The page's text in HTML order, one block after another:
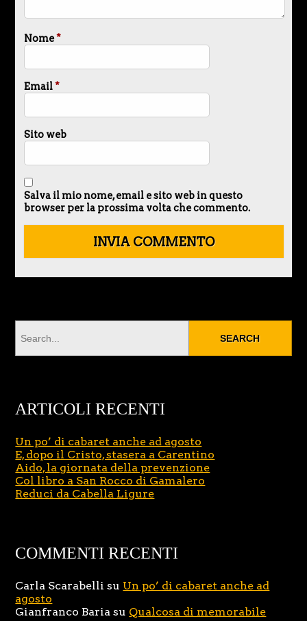
Nome*
Email*
Sito web
Salva il mio nome, email e sito web in questo
browser per la prossima volta che commento.
ARTICOLI RECENTI
Un po’ di cabaret anche ad agosto
E, dopo il Cristo, stasera a Carentino
Aido, la giornata della prevenzione
Col libro a San Rocco di Gamalero
Reduci da Cabella Ligure
COMMENTI RECENTI
Carla Scarabelli su Un po’ di cabaret anche ad
agosto
Gianfranco Baria su Qualcosa di memorabile